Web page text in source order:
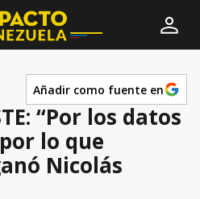
Añadir como fuente en
“Por los datos
lo que
Nicolás